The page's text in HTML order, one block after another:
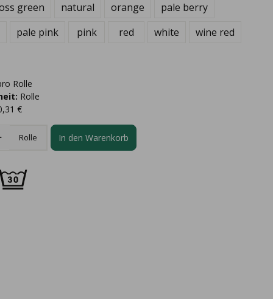
green
natural orange
pale berry
pale pink
pink red white wine red
Rolle
Rolle
€
Rolle In den Warenkorb